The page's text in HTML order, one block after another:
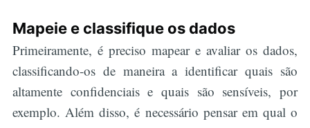
Mapeie e classifique os dados
Primeiramente, é preciso mapear e avaliar os dados,
classificando-os de maneira a identificar quais são
altamente confidenciais e quais são sensíveis, por
exemplo. Além disso, é necessário pensar em qual o